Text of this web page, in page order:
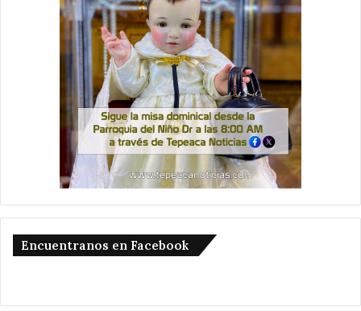
Encuentranos en Facebook